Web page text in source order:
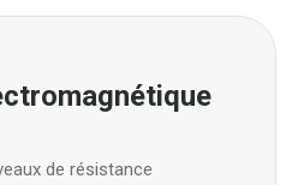
de résistance